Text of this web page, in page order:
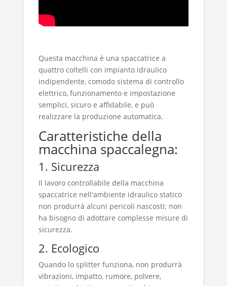
Questa macchina è una spaccatrice a
quattro coltelli con impianto idraulico
indipendente, comodo sistema di controllo
elettrico, funzionamento e impostazione
semplici, sicuro e affidabile, e può
realizzare la produzione automatica.
Caratteristiche della
macchina spaccalegna:
1. Sicurezza
Il lavoro controllabile della macchina
spaccatrice nell'ambiente idraulico statico
non produrrà alcuni pericoli nascosti; non
ha bisogno di adottare complesse misure di
sicurezza.
2. Ecologico
Quando lo splitter funziona, non produrrà
vibrazioni, impatto, rumore, polvere,